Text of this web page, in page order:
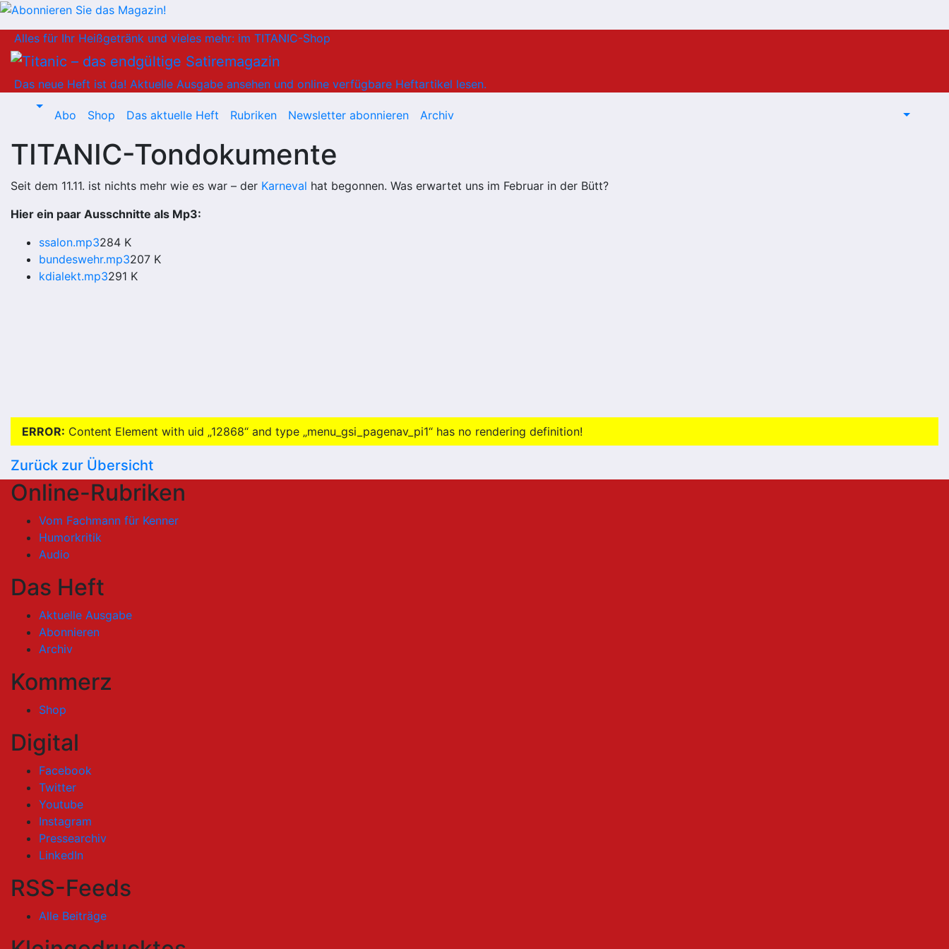
Inhalt
springen
Alles für Ihr Heißgetränk und vieles mehr: im TITANIC-Shop
Das neue Heft ist da! Aktuelle Ausgabe ansehen und online verfügbare Heftartikel lesen.
Abo Shop Das aktuelle Heft Rubriken Newsletter abonnieren Archiv
TITANIC-Tondokumente
Seit dem 11.11. ist nichts mehr wie es war – der Karneval hat begonnen. Was erwartet uns im Februar in der Bütt?
Hier ein paar Ausschnitte als Mp3:
ssalon.mp3284 K
bundeswehr.mp3207 K
kdialekt.mp3291 K
ERROR: Content Element with uid „12868“ and type „menu_gsi_pagenav_pi1“ has no rendering definition!
Zurück zur Übersicht
Online-Rubriken
Vom Fachmann für Kenner
Humorkritik
Audio
Das Heft
Aktuelle Ausgabe
Abonnieren
Archiv
Kommerz
Shop
Digital
Facebook
Twitter
Youtube
Instagram
Pressearchiv
LinkedIn
RSS-Feeds
Alle Beiträge